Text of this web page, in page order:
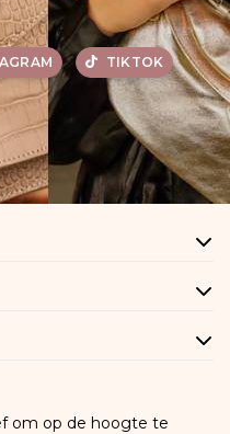
TIKTOK
om op de hoogte te